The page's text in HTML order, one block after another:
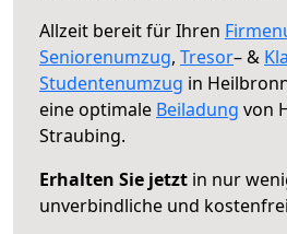
Allzeit bereit für Ihren
Seniorenumzug, Tresor– &
Studentenumzug in
eine optimale Beiladung von
Straubing.
Erhalten Sie jetzt in nur
unverbindliche und